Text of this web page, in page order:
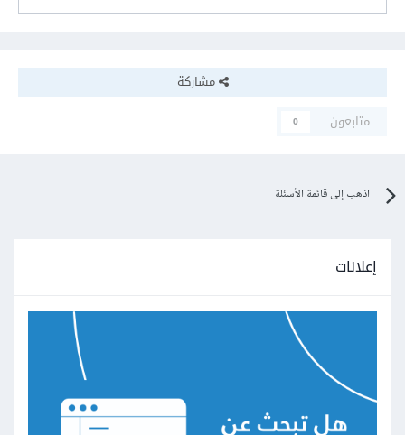
مشاركة
متابعون
0
اذهب إلى قائمة الأسئلة
إعلانات